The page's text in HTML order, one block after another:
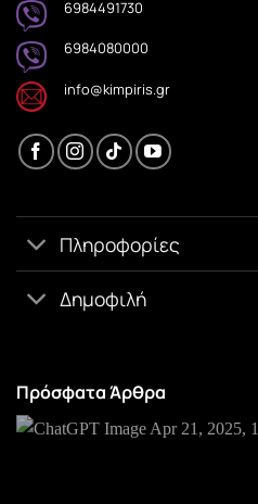
6984491730
6984080000
info@kimpiris.gr
Πληροφορίες
Δημοφιλή
Πρόσφατα Άρθρα